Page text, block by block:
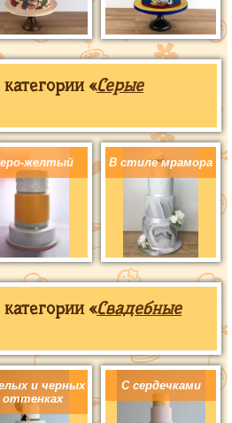
«Серые
желтый В стиле мрамора
«Свадебные
и черных
оттенках
С сердечками